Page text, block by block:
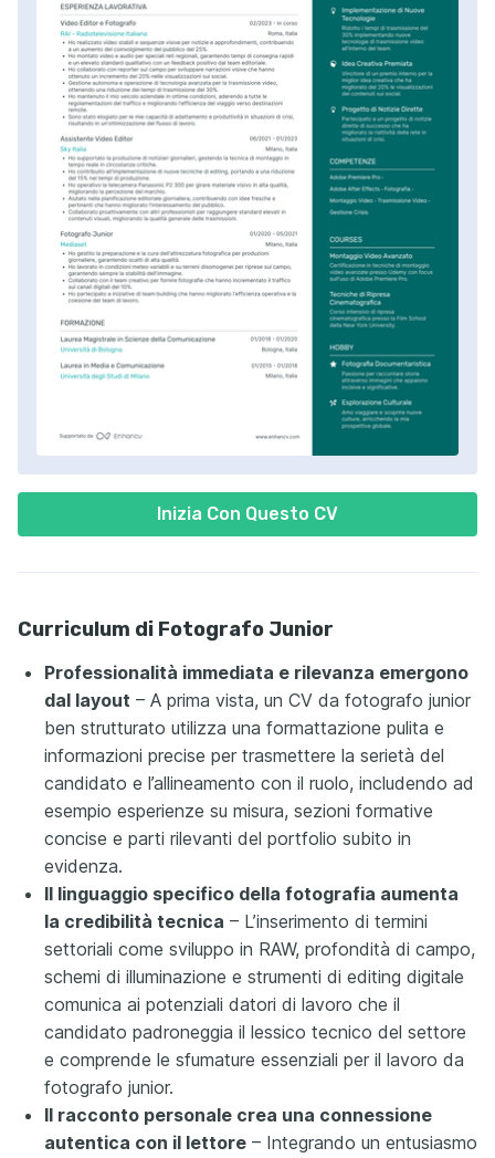
Inizia Con Questo CV
Curriculum di Fotografo Junior
Professionalità immediata e rilevanza emergono
dal layout – A prima vista, un CV da fotografo junior
ben strutturato utilizza una formattazione pulita e
informazioni precise per trasmettere la serietà del
candidato e l’allineamento con il ruolo, includendo ad
esempio esperienze su misura, sezioni formative
concise e parti rilevanti del portfolio subito in
evidenza.
Il linguaggio specifico della fotografia aumenta
la credibilità tecnica – L’inserimento di termini
settoriali come sviluppo in RAW, profondità di campo,
schemi di illuminazione e strumenti di editing digitale
comunica ai potenziali datori di lavoro che il
candidato padroneggia il lessico tecnico del settore
e comprende le sfumature essenziali per il lavoro da
fotografo junior.
Il racconto personale crea una connessione
autentica con il lettore – Integrando un entusiasmo